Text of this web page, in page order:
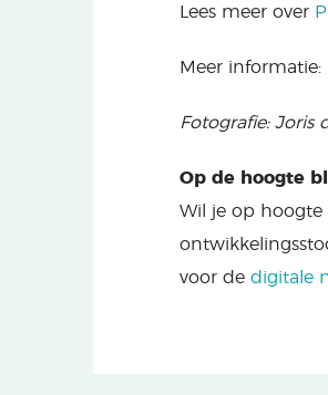
Lees meer over
Meer informatie:
Fotografie: Joris
Op de hoogte
Wil je op hoogte
voor de digitale